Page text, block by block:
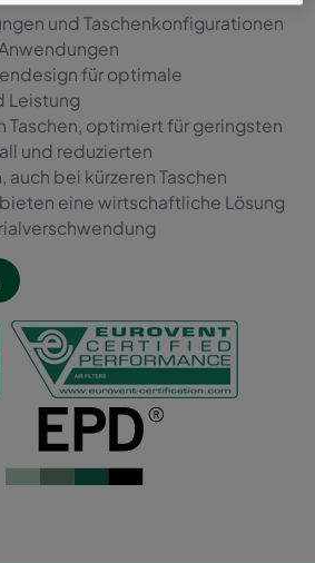
und Taschenkonfigurationen
für optimale
Leistung
Taschen, optimiert für geringsten
und reduzierten
auch bei kürzeren Taschen
eine wirtschaftliche Lösung